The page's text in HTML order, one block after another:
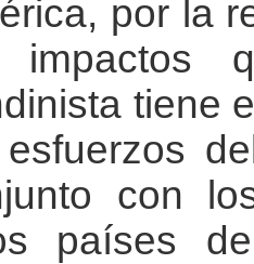
por la
impactos
tiene
esfuerzos
con
países